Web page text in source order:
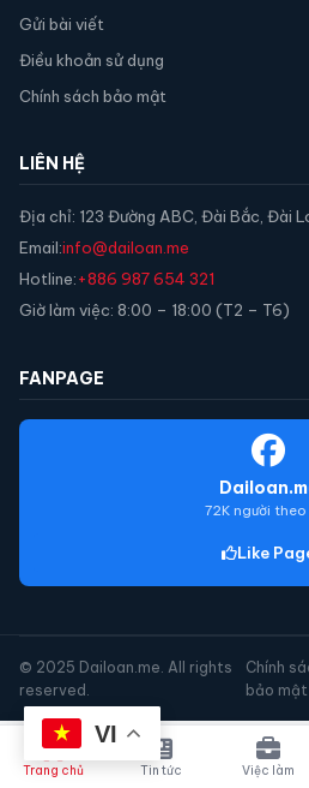
Gửi bài viết
Điều khoản sử dụng
Chính sách bảo mật
LIÊN HỆ
Địa chỉ: 123 Đường ABC, Đài Bắc, Đài
Email:info@dailoan.me
Hotline:+886 987 654 321
Giờ làm việc: 8:00 – 18:00 (T2 – T6)
FANPAGE
72K người
Like
© 2025 Dailoan.me. All rights
reserved.
Chính
bảo mật
Trang chủ Tin tức Việc làm
VI